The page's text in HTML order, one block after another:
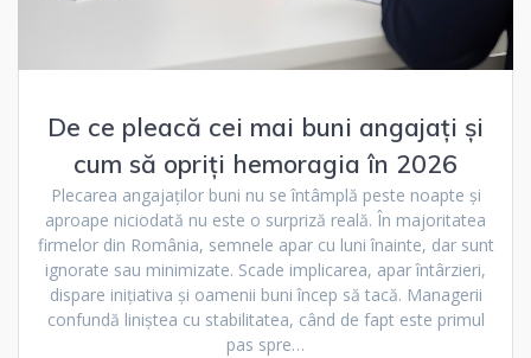
De ce pleacă cei mai buni angajați și
cum să opriți hemoragia în 2026
Plecarea angajaților buni nu se întâmplă peste noapte și
aproape niciodată nu este o surpriză reală. În majoritatea
firmelor din România, semnele apar cu luni înainte, dar sunt
ignorate sau minimizate. Scade implicarea, apar întârzieri,
dispare inițiativa și oamenii buni încep să tacă. Managerii
confundă liniștea cu stabilitatea, când de fapt este primul
pas spre…